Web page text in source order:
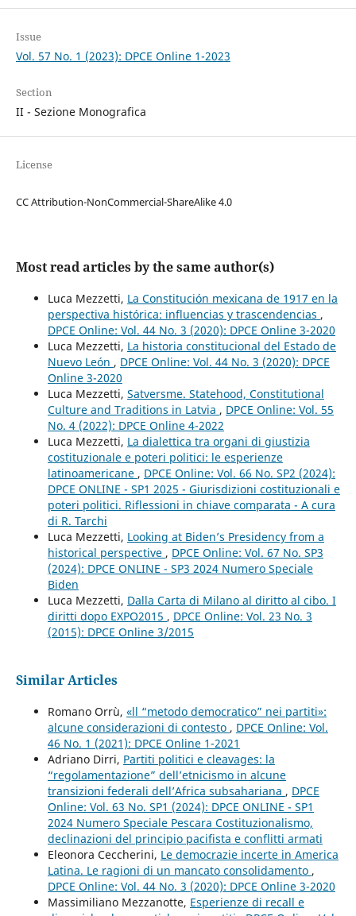
Issue
Vol. 57 No. 1 (2023): DPCE Online 1-2023
Section
II - Sezione Monografica
License
CC Attribution-NonCommercial-ShareAlike 4.0
Most read articles by the same author(s)
Luca Mezzetti, La Constitución mexicana de 1917 en la
perspectiva histórica: influencias y trascendencias ,
DPCE Online: Vol. 44 No. 3 (2020): DPCE Online 3-2020
Luca Mezzetti, La historia constitucional del Estado de
Nuevo León , DPCE Online: Vol. 44 No. 3 (2020): DPCE
Online 3-2020
Luca Mezzetti, Satversme. Statehood, Constitutional
Culture and Traditions in Latvia , DPCE Online: Vol. 55
No. 4 (2022): DPCE Online 4-2022
Luca Mezzetti, La dialettica tra organi di giustizia
costituzionale e poteri politici: le esperienze
latinoamericane , DPCE Online: Vol. 66 No. SP2 (2024):
DPCE ONLINE - SP1 2025 - Giurisdizioni costituzionali e
poteri politici. Riflessioni in chiave comparata - A cura
di R. Tarchi
Luca Mezzetti, Looking at Biden’s Presidency from a
historical perspective , DPCE Online: Vol. 67 No. SP3
(2024): DPCE ONLINE - SP3 2024 Numero Speciale
Biden
Luca Mezzetti, Dalla Carta di Milano al diritto al cibo. I
diritti dopo EXPO2015 , DPCE Online: Vol. 23 No. 3
(2015): DPCE Online 3/2015
Similar Articles
Romano Orrù, «ll “metodo democratico” nei partiti»:
alcune considerazioni di contesto , DPCE Online: Vol.
46 No. 1 (2021): DPCE Online 1-2021
Adriano Dirri, Partiti politici e cleavages: la
“regolamentazione” dell’etnicismo in alcune
transizioni federali dell’Africa subsahariana , DPCE
Online: Vol. 63 No. SP1 (2024): DPCE ONLINE - SP1
2024 Numero Speciale Pescara Costituzionalismo,
declinazioni del principio pacifista e conflitti armati
Eleonora Ceccherini, Le democrazie incerte in America
Latina. Le ragioni di un mancato consolidamento ,
DPCE Online: Vol. 44 No. 3 (2020): DPCE Online 3-2020
Massimiliano Mezzanotte, Esperienze di recall e